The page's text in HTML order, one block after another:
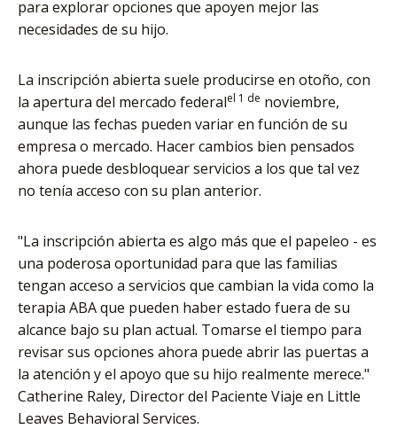
para explorar opciones que apoyen mejor las
necesidades de su hijo.
La inscripción abierta suele producirse en otoño, con
la apertura del mercado federalel 1 de noviembre,
aunque las fechas pueden variar en función de su
empresa o mercado. Hacer cambios bien pensados
ahora puede desbloquear servicios a los que tal vez
no tenía acceso con su plan anterior.
"La inscripción abierta es algo más que el papeleo - es
una poderosa oportunidad para que las familias
tengan acceso a servicios que cambian la vida como la
terapia ABA que pueden haber estado fuera de su
alcance bajo su plan actual. Tomarse el tiempo para
revisar sus opciones ahora puede abrir las puertas a
la atención y el apoyo que su hijo realmente merece."
Catherine Raley, Director del Paciente Viaje en Little
Leaves Behavioral Services.